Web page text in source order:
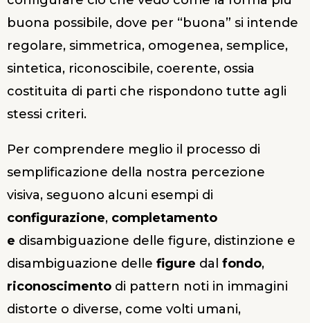
buona possibile, dove per “buona” si intende
regolare, simmetrica, omogenea, semplice,
sintetica, riconoscibile, coerente, ossia
costituita di parti che rispondono tutte agli
stessi criteri.
Per comprendere meglio il processo di
semplificazione della nostra percezione
visiva, seguono alcuni esempi di
configurazione, completamento
e disambiguazione delle figure, distinzione e
disambiguazione delle figure dal fondo,
riconoscimento di pattern noti in immagini
distorte o diverse, come volti umani,